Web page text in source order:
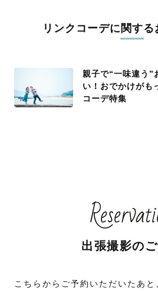
リンクコーデに関す
親子で“一味違う”
い！おでかけがも
コーデ特集
出張撮影の
こちらからご予約いただいたあ